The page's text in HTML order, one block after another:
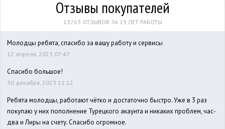
Отзывы покупателей
13763 ОТЗЫВОВ ЗА 19 ЛЕТ РАБОТЫ
Молодцы ребята, спасибо за вашу работу и сервисы
12 апреля, 2023 07:47
Спасибо большое!
30 декабря, 2023 11:12
Ребята молодцы, работают чётко и достаточно быстро. Уже в 3 раз
покупаю у них пополнение Турецкого акаунта и никаких проблем, час-
два и Лиры на счету. Спасибо огромное.